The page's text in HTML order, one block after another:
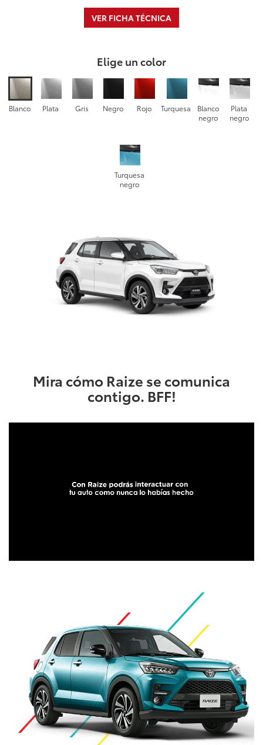
VER FICHA TÉCNICA
Elige un color
Blanco Plata Gris Negro Rojo Turquesa
Blanco
negro
Plata
negro
Turquesa
negro
Mira cómo Raize se comunica
contigo. BFF!